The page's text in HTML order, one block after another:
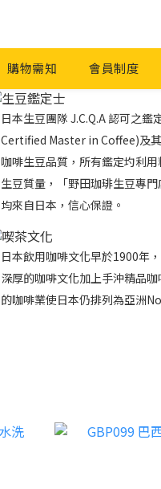
購物需知 會員制度
日本生豆團隊 J.C.Q.A 認可之鑑
Certified Master in Coffee)及
咖啡生豆品質，所有鑑定圴利
生豆質量，「野田珈琲生豆專
均來自日本，信心保證。
日本飲用咖啡文化早於1900年
深厚的咖啡文化加上手沖精品
的咖啡業使日本仍排列為亞洲